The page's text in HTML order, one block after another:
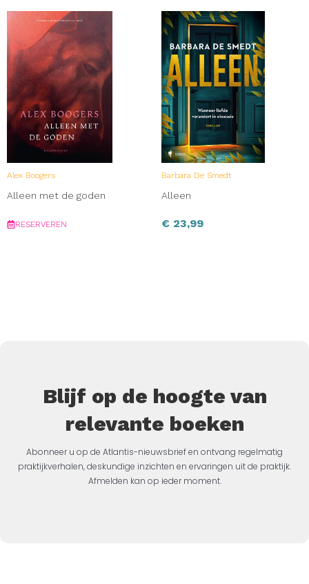
Alex Boogers
Alleen met de goden
RESERVEREN
Barbara De Smedt
Alleen
€ 23,99
Blijf op de hoogte van
relevante boeken
Abonneer u op de Atlantis-nieuwsbrief en ontvang regelmatig
praktijkverhalen, deskundige inzichten en ervaringen uit de praktijk.
Afmelden kan op ieder moment.